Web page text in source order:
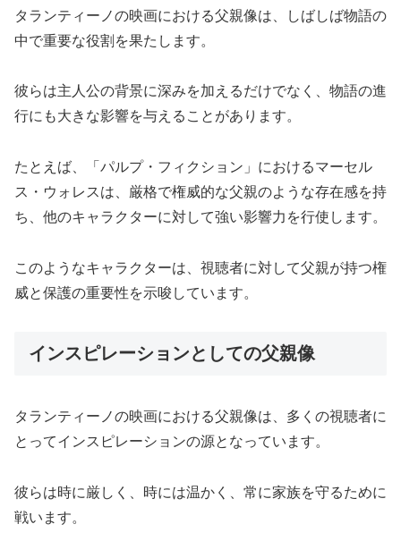
タランティーノの映画における父親像は、しばしば物語の
中で重要な役割を果たします。
彼らは主人公の背景に深みを加えるだけでなく、物語の進
行にも大きな影響を与えることがあります。
たとえば、「パルプ・フィクション」におけるマーセル
ス・ウォレスは、厳格で権威的な父親のような存在感を持
ち、他のキャラクターに対して強い影響力を行使します。
このようなキャラクターは、視聴者に対して父親が持つ権
威と保護の重要性を示唆しています。
インスピレーションとしての父親像
タランティーノの映画における父親像は、多くの視聴者に
とってインスピレーションの源となっています。
彼らは時に厳しく、時には温かく、常に家族を守るために
戦います。